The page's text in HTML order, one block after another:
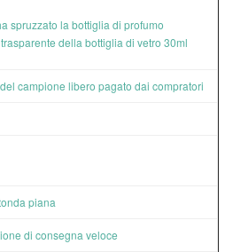
spruzzato la bottiglia di profumo
della bottiglia di vetro 30ml
campione libero pagato dai compratori
piana
di consegna veloce